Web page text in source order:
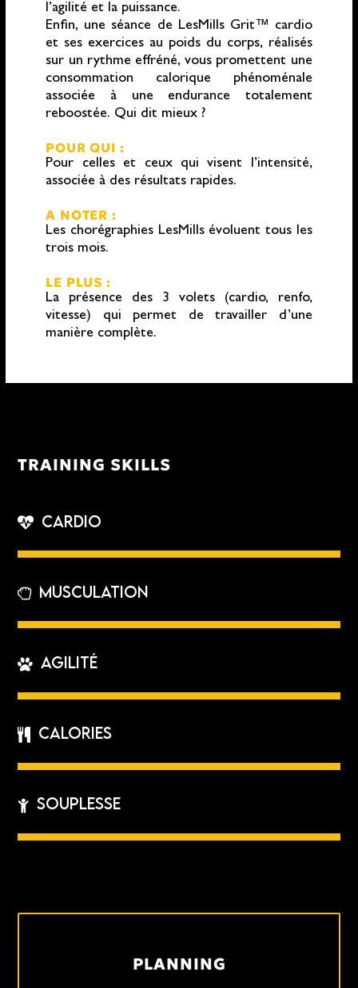
l’agilité et la puissance.
Enfin, une séance de LesMills Grit™ cardio
et ses exercices au poids du corps, réalisés
sur un rythme effréné, vous promettent une
consommation calorique phénoménale
associée à une endurance totalement
reboostée. Qui dit mieux ?
POUR QUI :
Pour celles et ceux qui visent l’intensité,
associée à des résultats rapides.
A NOTER :
Les chorégraphies LesMills évoluent tous les
trois mois.
LE PLUS :
La présence des 3 volets (cardio, renfo,
vitesse) qui permet de travailler d’une
manière complète.
TRAINING SKILLS
Cardio
Musculation
Agilité
Calories
Souplesse
PLANNING